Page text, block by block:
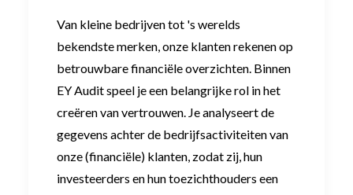
Van kleine bedrijven tot 's werelds
bekendste merken, onze klanten rekenen op
betrouwbare financiële overzichten. Binnen
EY Audit speel je een belangrijke rol in het
creëren van vertrouwen. Je analyseert de
gegevens achter de bedrijfsactiviteiten van
onze (financiële) klanten, zodat zij, hun
investeerders en hun toezichthouders een